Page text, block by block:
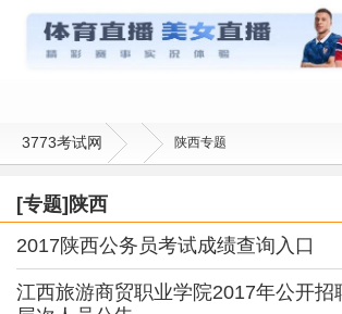
陕西
3773考试网 陕西专题
[专题]陕西
2017陕西公务员考试成绩查询入口
江西旅游商贸职业学院2017年公开招